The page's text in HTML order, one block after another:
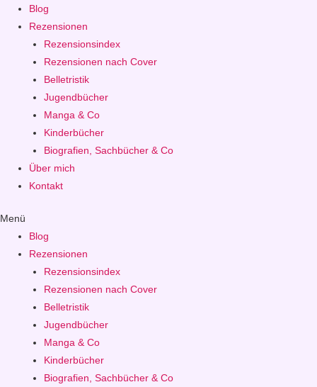
Blog
Rezensionen
Rezensionsindex
Rezensionen nach Cover
Belletristik
Jugendbücher
Manga & Co
Kinderbücher
Biografien, Sachbücher & Co
Über mich
Kontakt
Menü
Blog
Rezensionen
Rezensionsindex
Rezensionen nach Cover
Belletristik
Jugendbücher
Manga & Co
Kinderbücher
Biografien, Sachbücher & Co